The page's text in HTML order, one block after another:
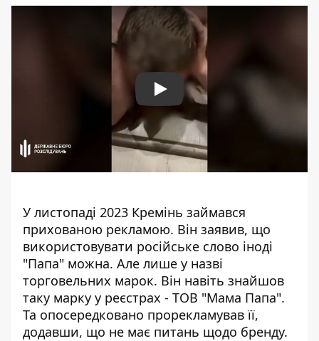
Play
У листопаді 2023 Кремінь займався
прихованою рекламою. Він заявив, що
використовувати російське слово іноді
"Папа" можна. Але лише у назві
торговельних марок. Він навіть знайшов
таку марку у реєстрах - ТОВ "Мама Папа".
Та опосередковано прорекламував її,
додавши, що не має питань щодо бренду.